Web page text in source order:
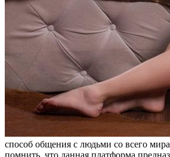
способ общения с людьми со всего
помнить, что данная платформа